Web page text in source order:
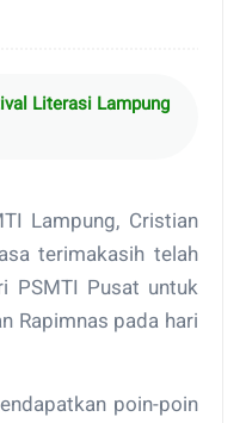
Literasi Lampung
Lampung, Cristian
terimakasih telah
PSMTI Pusat untuk
Rapimnas pada hari
poin-poin